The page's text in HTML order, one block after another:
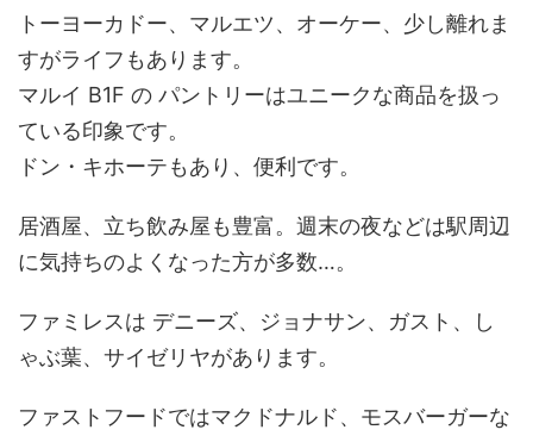
トーヨーカドー、マルエツ、オーケー、少し離れま
すがライフもあります。
マルイ B1F の パントリーはユニークな商品を扱っ
ている印象です。
ドン・キホーテもあり、便利です。
居酒屋、立ち飲み屋も豊富。週末の夜などは駅周辺
に気持ちのよくなった方が多数…。
ファミレスは デニーズ、ジョナサン、ガスト、し
ゃぶ葉、サイゼリヤがあります。
ファストフードではマクドナルド、モスバーガーな